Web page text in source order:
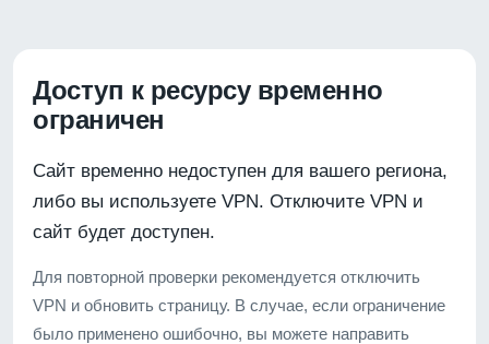
Доступ к ресурсу временно
ограничен
Сайт временно недоступен для вашего региона,
либо вы используете VPN. Отключите VPN и
сайт будет доступен.
Для повторной проверки рекомендуется отключить
VPN и обновить страницу. В случае, если ограничение
было применено ошибочно, вы можете направить